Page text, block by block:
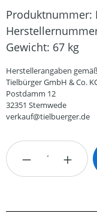
Produktnummer:
Gewicht: 67 kg
Herstellerangaben
Tielbürger GmbH & Co.
Postdamm 12
32351 Stemwede
verkauf@tielbuerger.de
Produkt